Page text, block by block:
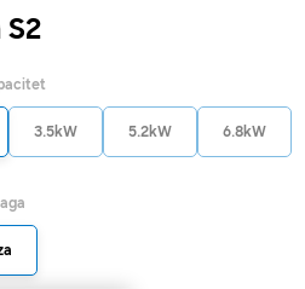
3.5kW 5.2kW 6.8kW